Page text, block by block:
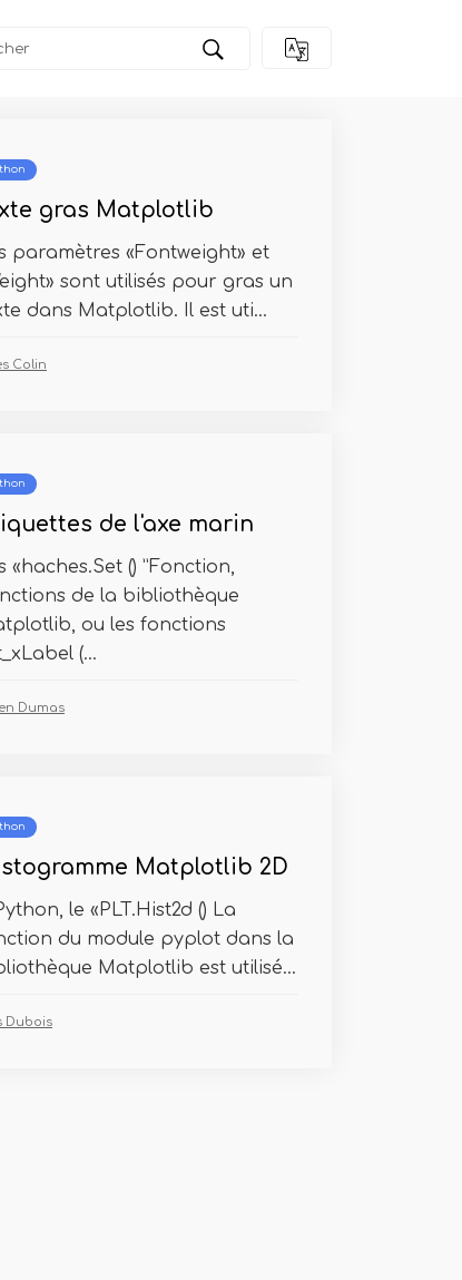
gras Matplotlib
paramètres «Fontweight» et
sont utilisés pour gras un
dans Matplotlib. Il est uti...
Colin
de l'axe marin
«haches.Set () ”Fonction,
de la bibliothèque
ou les fonctions
(...
Dumas
Matplotlib 2D
le «PLT.Hist2d () La
du module pyplot dans la
Matplotlib est utilisé...
Dubois